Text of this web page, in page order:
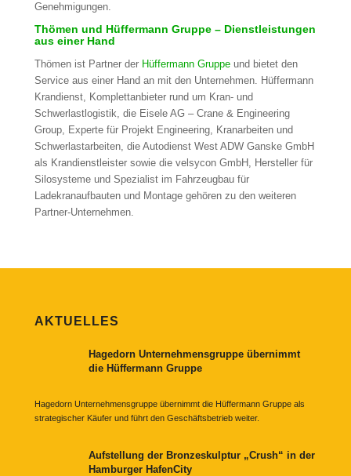
Genehmigungen.
Thömen und Hüffermann Gruppe – Dienstleistungen
aus einer Hand
Thömen ist Partner der Hüffermann Gruppeund bietet den
Service aus einer Hand an mit den Unternehmen. Hüffermann
Krandienst, Komplettanbieter rund um Kran- und
Schwerlastlogistik, die Eisele AG – Crane & Engineering
Group, Experte für Projekt Engineering, Kranarbeiten und
Schwerlastarbeiten, die Autodienst West ADW Ganske GmbH
als Krandienstleister sowie die velsycon GmbH, Hersteller für
Silosysteme und Spezialist im Fahrzeugbau für
Ladekranaufbauten und Montage gehören zu den weiteren
Partner-Unternehmen.
AKTUELLES
Hagedorn Unternehmensgruppe übernimmt
die Hüffermann Gruppe
Hagedorn Unternehmensgruppe übernimmt die Hüffermann Gruppe als
strategischer Käufer und führt den Geschäftsbetrieb weiter.
Aufstellung der Bronzeskulptur „Crush“ in der
Hamburger HafenCity